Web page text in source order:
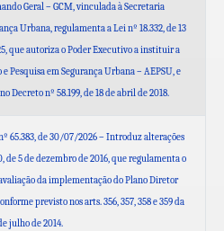
Geral – GCM, vinculada à Secretaria
Urbana, regulamenta a Lei nº 18.332, de 13
que autoriza o Poder Executivo a instituir a
Pesquisa em Segurança Urbana – AEPSU, e
Decreto nº 58.199, de 18 de abril de 2018.
65.383, de 30/07/2026 – Introduz alterações
de 5 de dezembro de 2016, que regulamenta o
da implementação do Plano Diretor
previsto nos arts. 356, 357, 358 e 359 da
julho de 2014.